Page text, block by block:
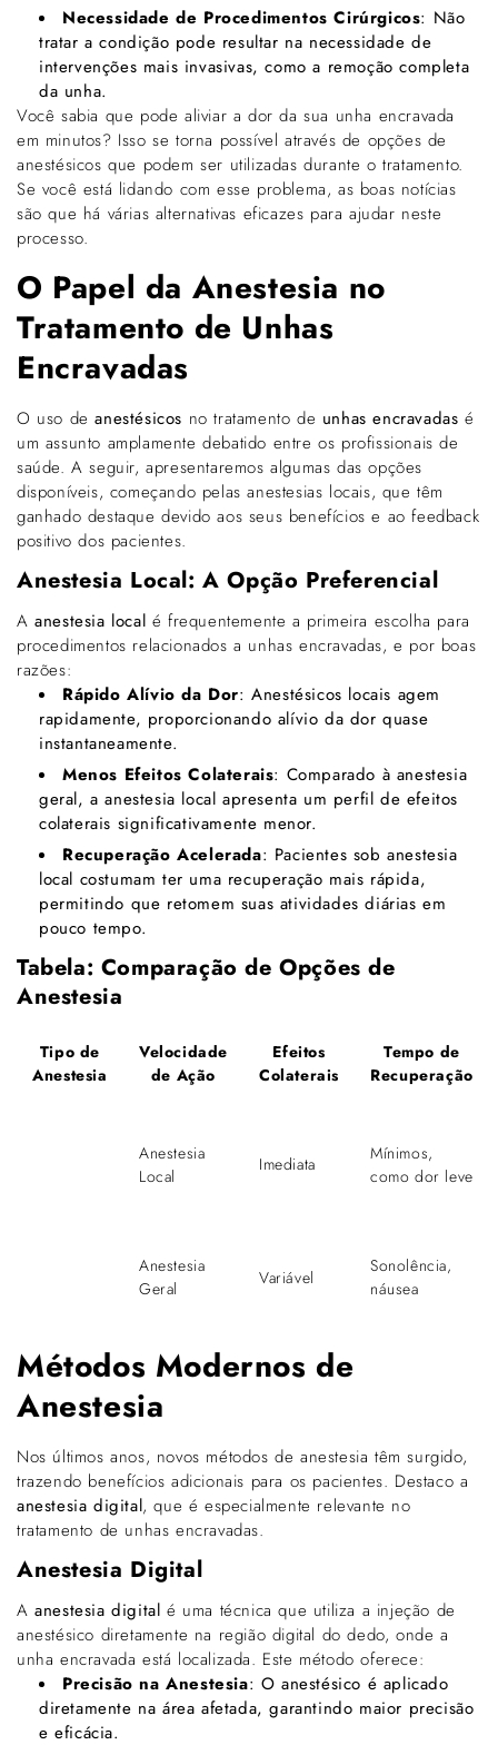
Necessidade de Procedimentos Cirúrgicos: Não
tratar a condição pode resultar na necessidade de
intervenções mais invasivas, como a remoção completa
da unha.
Você sabia que pode aliviar a dor da sua unha encravada
em minutos? Isso se torna possível através de opções de
anestésicos que podem ser utilizadas durante o tratamento.
Se você está lidando com esse problema, as boas notícias
são que há várias alternativas eficazes para ajudar neste
processo.
O Papel da Anestesia no
Tratamento de Unhas
Encravadas
O uso deanestésicos no tratamento de unhas encravadas é
um assunto amplamente debatido entre os profissionais de
saúde. A seguir, apresentaremos algumas das opções
disponíveis, começando pelas anestesias locais, que têm
ganhado destaque devido aos seus benefícios e ao feedback
positivo dos pacientes.
Anestesia Local: A Opção Preferencial
Aanestesia local é frequentemente a primeira escolha para
procedimentos relacionados a unhas encravadas, e por boas
razões:
Rápido Alívio da Dor: Anestésicos locais agem
rapidamente, proporcionando alívio da dor quase
instantaneamente.
Menos Efeitos Colaterais: Comparado à anestesia
geral, a anestesia local apresenta um perfil de efeitos
colaterais significativamente menor.
Recuperação Acelerada: Pacientes sob anestesia
local costumam ter uma recuperação mais rápida,
permitindo que retomem suas atividades diárias em
pouco tempo.
Tabela: Comparação de Opções de
Anestesia
Tipo de
Anestesia
Velocidade
de Ação
Efeitos
Colaterais
Tempo de
Recuperação
Anestesia
Local
Imediata
Mínimos,
como dor leve
Anestesia
Geral
Variável
Sonolência,
náusea
Métodos Modernos de
Anestesia
Nos últimos anos, novos métodos de anestesia têm surgido,
trazendo benefícios adicionais para os pacientes. Destaco a
anestesia digital, que é especialmente relevante no
tratamento de unhas encravadas.
Anestesia Digital
Aanestesia digital é uma técnica que utiliza a injeção de
anestésico diretamente na região digital do dedo, onde a
unha encravada está localizada. Este método oferece:
Precisão na Anestesia: O anestésico é aplicado
diretamente na área afetada, garantindo maior precisão
e eficácia.